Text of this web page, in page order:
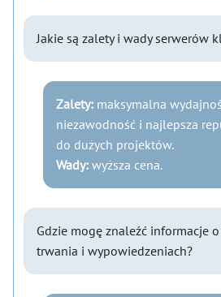
Jakie są zalety i wady serwerów
Zalety: maksymalna
niezawodność i najlepsza
do dużych projektów.
Wady: wyższa cena.
Gdzie mogę znaleźć informacje o
trwania i wypowiedzeniach?